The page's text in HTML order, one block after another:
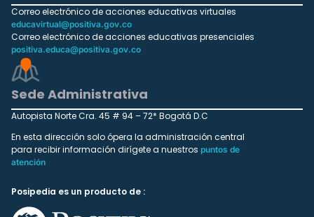
Correo electrónico de acciones educativas virtuales
educavirtual@positiva.gov.co
Correo electrónico de acciones educativas presenciales
positiva.educa@positiva.gov.co
Sede Administrativa
Autopista Norte Cra. 45 # 94 – 72* Bogotá D.C
En esta dirección solo ópera la administración central
para recibir información dirígete a nuestros puntos de
atención
Posipedia es un producto de :